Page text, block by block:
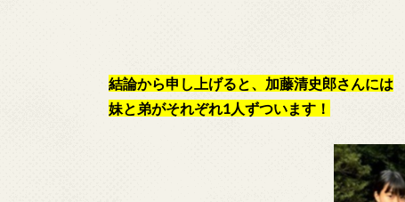
結論から申し上げると、加藤清史郎さんには
妹と弟がそれぞれ1人ずついます！